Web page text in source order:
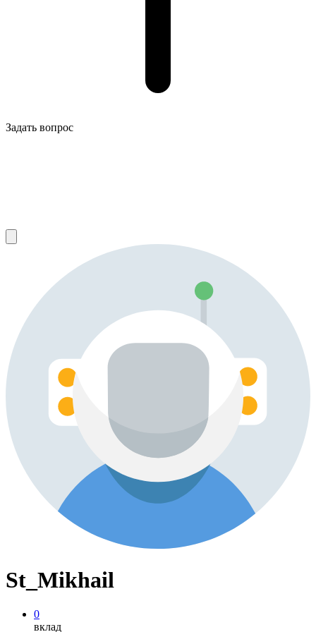
Задать вопрос
St_Mikhail
0
вклад